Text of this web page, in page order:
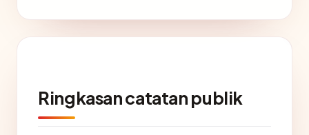
Ringkasan catatan publik